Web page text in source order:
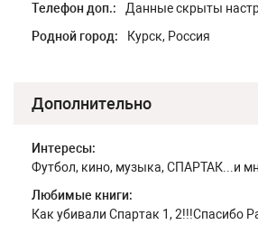
Телефон доп.:
Данные скрыты
Родной город:
Курск, Россия
Дополнительно
Интересы:
Футбол, кино, музыка, СПАРТАК...и
Любимые книги:
Как убивали Спартак 1, 2!!!Спасибо